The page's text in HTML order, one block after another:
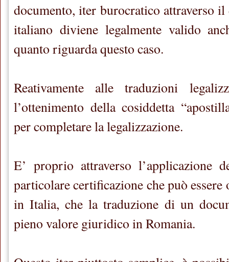
documento, iter burocratico attraverso
italiano diviene legalmente valido
quanto riguarda questo caso.
Reativamente alle traduzioni
l’ottenimento della cosiddetta
per completare la legalizzazione.
E’ proprio attraverso l’applicazione
particolare certificazione che può essere
in Italia, che la traduzione di un
pieno valore giuridico in Romania.